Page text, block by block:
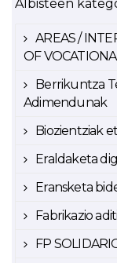
Albisteen
AREAS /
OF
Berrikuntza
Adimendunak
Biozientziak
Eraldaketa
Eransketa
Fabrikazio
FP